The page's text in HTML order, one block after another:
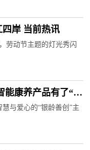
岸 当前热讯
劳动节主题的灯光秀闪
能康养产品有了“实
与爱心的“银龄善创”主